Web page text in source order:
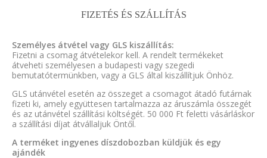
FIZETÉS ÉS SZÁLLÍTÁS
Személyes átvétel vagy GLS kiszállítás:
Fizetni a csomag átvételekor kell. A rendelt termékeket
átveheti személyesen a budapesti vagy szegedi
bemutatótermünkben, vagy a GLS által kiszállítjuk Önhöz.
GLS utánvétel esetén az összeget a csomagot átadó futárnak
fizeti ki, amely együttesen tartalmazza az áruszámla összegét
és az utánvétel szállítási költségét. 50 000 Ft feletti vásárláskor
a szállítási díjat átvállaljuk Öntől.
A terméket ingyenes díszdobozban küldjük és egy
ajándék